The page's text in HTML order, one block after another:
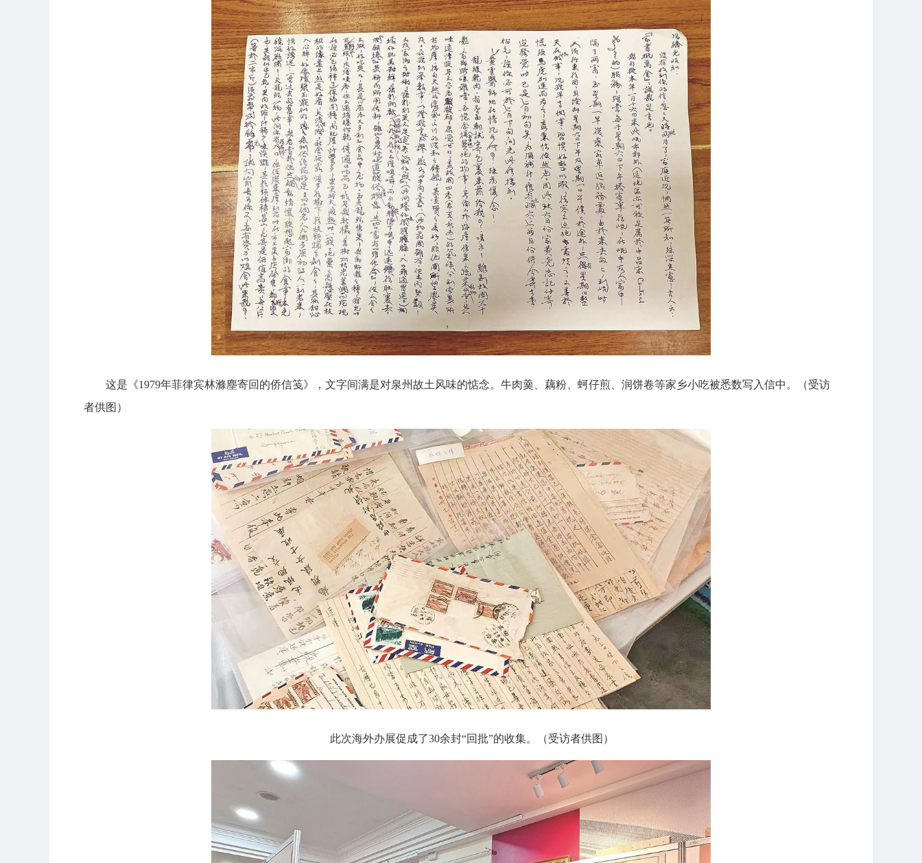
这是《1979年菲律宾林滌塵寄回的侨信笺》，文字间满是对泉州故土风味的惦念。牛肉羹、藕粉、蚵仔煎、润饼卷等家乡小吃被悉数写入信中。（受访
者供图）
此次海外办展促成了30余封“回批”的收集。（受访者供图）